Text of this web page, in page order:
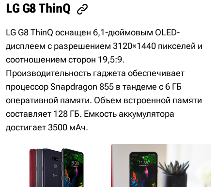
LG G8 ThinQ
LG G8 ThinQ оснащен 6,1-дюймовым OLED-
дисплеем с разрешением 3120×1440 пикселей и
соотношением сторон 19,5:9.
Производительность гаджета обеспечивает
процессор Snapdragon 855 в тандеме с 6 ГБ
оперативной памяти. Объем встроенной памяти
составляет 128 ГБ. Емкость аккумулятора
достигает 3500 мАч.